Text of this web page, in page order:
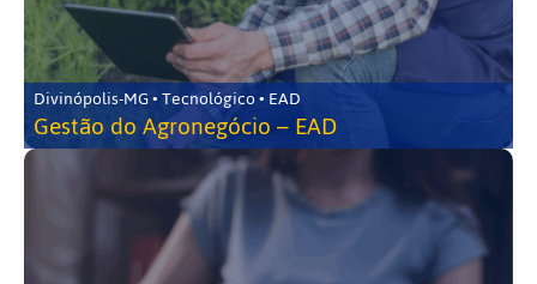
Divinópolis-MG • Tecnológico • EAD
Gestão do Agronegócio – EAD